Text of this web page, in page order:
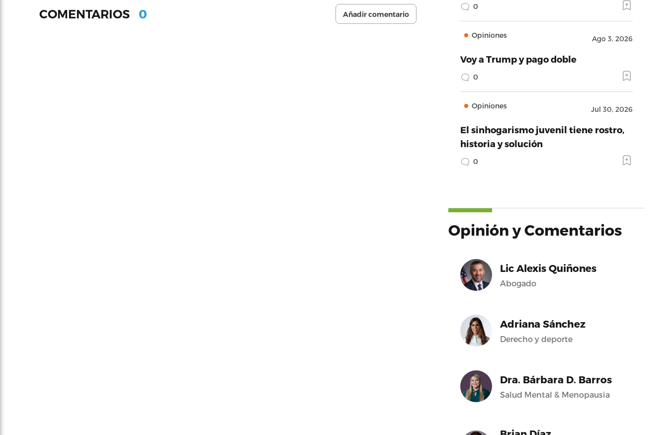
COMENTARIOS 0 Añadir comentario
0
Opiniones Ago 3, 2026
Voy a Trump y pago doble
0
Opiniones Jul 30, 2026
El sinhogarismo juvenil tiene rostro,
historia y solución
0
Opinión y Comentarios
Lic Alexis Quiñones
Abogado
Adriana Sánchez
Derecho y deporte
Dra. Bárbara D. Barros
Salud Mental & Menopausia